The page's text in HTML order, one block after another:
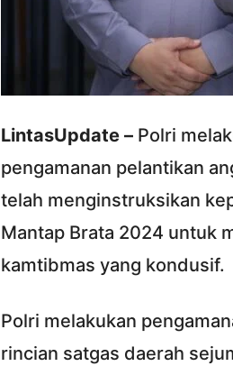
LintasUpdate – Polri
pengamanan pelantikan
telah menginstruksikan
Mantap Brata 2024 untuk
kamtibmas yang kondusif.
Polri melakukan
rincian satgas daerah